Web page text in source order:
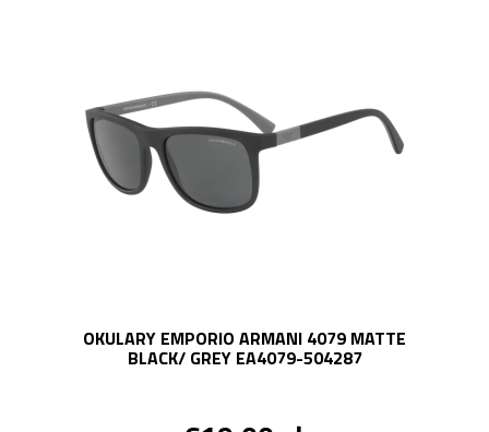
OKULARY EMPORIO ARMANI 4079 MATTE
BLACK/ GREY EA4079-504287